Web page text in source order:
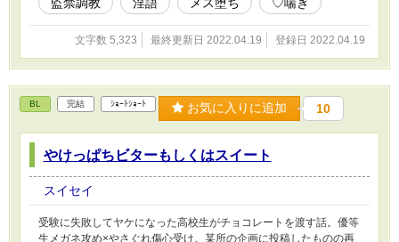
文字数 5,323 最終更新日 2022.04.19 登録日 2022.04.19
BL 完結 ｼｮｰﾄｼｮｰﾄ お気に入りに追加 10
やけっぱちビターもしくはスイート
スイセイ
受験に失敗してヤケになった高校生がチョコレートを渡す話。優等
生メガネ攻め×やさぐれ傷心受け。某所の企画に投稿したものの再